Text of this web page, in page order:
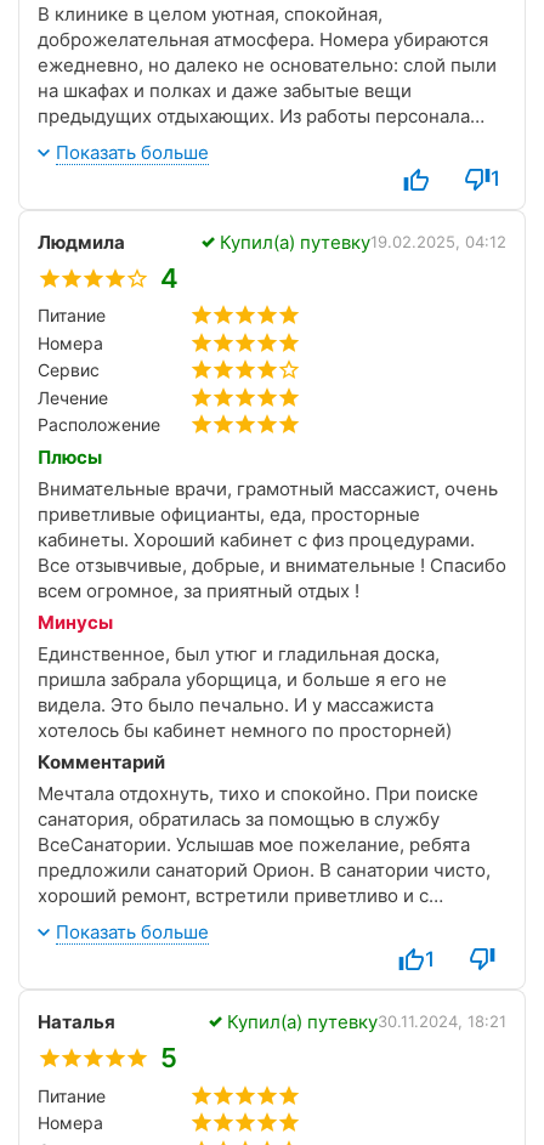
В клинике в целом уютная, спокойная,
доброжелательная атмосфера. Номера убираются
ежедневно, но далеко не основательно: слой пыли
на шкафах и полках и даже забытые вещи
предыдущих отдыхающих. Из работы персонала
особенно хочется отметить профессионализм
массажиста Сулейманова Саида, огромное ему
спасибо за неравнодушие и ответственность.
Показать больше
1
Людмила Купил(а) путевку19.02.2025, 04:12
4
Питание
Номера
Сервис
Лечение
Расположение
Плюсы
Внимательные врачи, грамотный массажист, очень
приветливые официанты, еда, просторные
кабинеты. Хороший кабинет с физ процедурами.
Все отзывчивые, добрые, и внимательные ! Спасибо
всем огромное, за приятный отдых !
Минусы
Единственное, был утюг и гладильная доска,
пришла забрала уборщица, и больше я его не
видела. Это было печально. И у массажиста
хотелось бы кабинет немного по просторней)
Комментарий
Мечтала отдохнуть, тихо и спокойно. При поиске
санатория, обратилась за помощью в службу
ВсеСанатории. Услышав мое пожелание, ребята
предложили санаторий Орион. В санатории чисто,
хороший ремонт, встретили приветливо и с
улыбками. Разместили в хорошем двух местном
номере, где есть все необходимое. А самое
главное очень уютно. Рядом парк, бювет, храм,
Кисловодская ярмарка. Красота неописуемая)
Показать больше
1
Наталья Купил(а) путевку30.11.2024, 18:21
5
Питание
Номера